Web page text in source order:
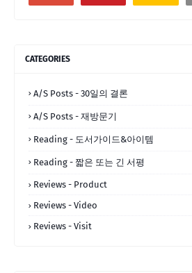
CATEGORIES
A/S Posts - 30일의 결론
A/S Posts - 재방문기
Reading - 도서가이드&아이템
Reading - 짧은 또는 긴 서평
Reviews - Product
Reviews - Video
Reviews - Visit